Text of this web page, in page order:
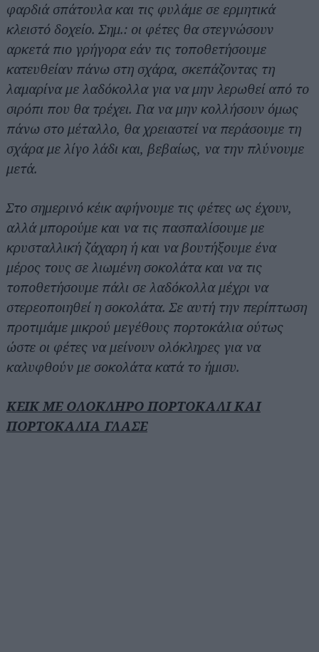
φαρδιά σπάτουλα και τις φυλάμε σε ερμητικά
κλειστό δοχείο. Σημ.: οι φέτες θα στεγνώσουν
αρκετά πιο γρήγορα εάν τις τοποθετήσουμε
κατευθείαν πάνω στη σχάρα, σκεπάζοντας τη
λαμαρίνα με λαδόκολλα για να μην λερωθεί από το
σιρόπι που θα τρέχει. Για να μην κολλήσουν όμως
πάνω στο μέταλλο, θα χρειαστεί να περάσουμε τη
σχάρα με λίγο λάδι και, βεβαίως, να την πλύνουμε
μετά.
Στο σημερινό κέικ αφήνουμε τις φέτες ως έχουν,
αλλά μπορούμε και να τις πασπαλίσουμε με
κρυσταλλική ζάχαρη ή και να βουτήξουμε ένα
μέρος τους σε λιωμένη σοκολάτα και να τις
τοποθετήσουμε πάλι σε λαδόκολλα μέχρι να
στερεοποιηθεί η σοκολάτα. Σε αυτή την περίπτωση
προτιμάμε μικρού μεγέθους πορτοκάλια ούτως
ώστε οι φέτες να μείνουν ολόκληρες για να
καλυφθούν με σοκολάτα κατά το ήμισυ.
ΚΕΙΚ ΜΕ ΟΛΟΚΛΗΡΟ ΠΟΡΤΟΚΑΛΙ ΚΑΙ
ΠΟΡΤΟΚΑΛΙΑ ΓΛΑΣΕ